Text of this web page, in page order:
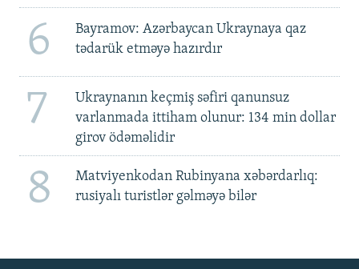
6
Bayramov: Azərbaycan Ukraynaya qaz
tədarük etməyə hazırdır
7
Ukraynanın keçmiş səfiri qanunsuz
varlanmada ittiham olunur: 134 min dollar
girov ödəməlidir
8
Matviyenkodan Rubinyana xəbərdarlıq:
rusiyalı turistlər gəlməyə bilər